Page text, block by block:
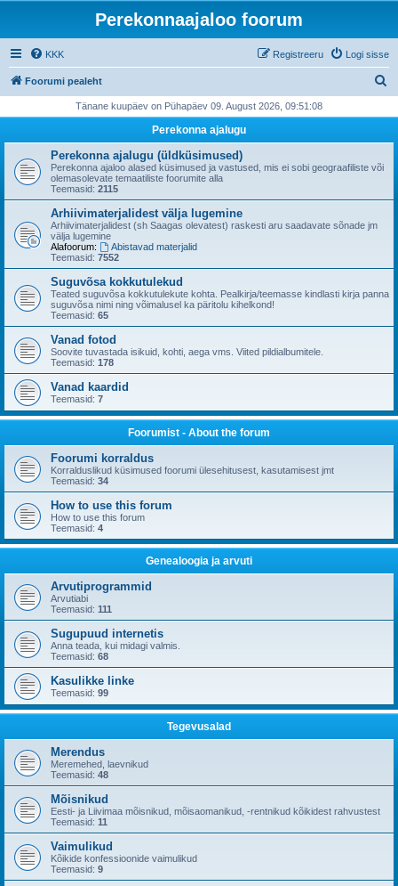
Perekonnaajaloo foorum
KKK Logi sisse
Registreeru
Foorumi pealeht
i
Tänane kuupäev on Pühapäev 09. August 2026, 09:51:08
Perekonna ajalugu
Perekonna ajalugu (üldküsimused)
Perekonna ajaloo alased küsimused ja vastused, mis ei sobi geograafiliste või
olemasolevate temaatiliste foorumite alla
Teemasid: 2115
Arhiivimaterjalidest välja lugemine
Arhiivimaterjalidest (sh Saagas olevatest) raskesti aru saadavate sõnade jm
välja lugemine
Alafoorum:
Abistavad materjalid
Teemasid: 7552
Suguvõsa kokkutulekud
Teated suguvõsa kokkutulekute kohta. Pealkirja/teemasse kindlasti kirja panna
suguvõsa nimi ning võimalusel ka päritolu kihelkond!
Teemasid: 65
Vanad fotod
Soovite tuvastada isikuid, kohti, aega vms. Viited pildialbumitele.
Teemasid: 178
Vanad kaardid
Teemasid: 7
Foorumist - About the forum
Foorumi korraldus
Korralduslikud küsimused foorumi ülesehitusest, kasutamisest jmt
Teemasid: 34
How to use this forum
How to use this forum
Teemasid: 4
Genealoogia ja arvuti
Arvutiprogrammid
Arvutiabi
Teemasid: 111
Sugupuud internetis
Anna teada, kui midagi valmis.
Teemasid: 68
Kasulikke linke
Teemasid: 99
Tegevusalad
Merendus
Meremehed, laevnikud
Teemasid: 48
Mõisnikud
Eesti- ja Liivimaa mõisnikud, mõisaomanikud, -rentnikud kõikidest rahvustest
Teemasid: 11
Vaimulikud
Kõikide konfessioonide vaimulikud
Teemasid: 9